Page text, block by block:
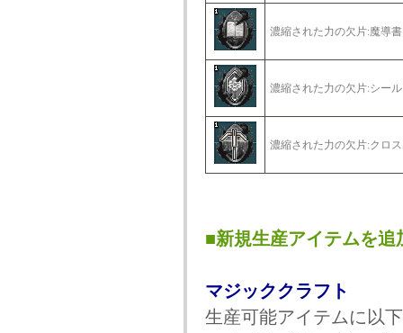
濃縮された力の欠片:魔導書
濃縮された力の欠片:シー
濃縮された力の欠片:クロ
■新規生産アイテムを追
マジッククラフト
生産可能アイテムに以